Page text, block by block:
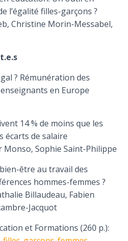
l’égalité filles-garçons ?
Christine Morin-Messabel,
? Rémunération des
en Europe
14 % de moins que les
écarts de salaire
Sophie Saint-Philippe
être au travail des
hommes-femmes ?
Billaudeau, Fabien
Jacquot
et Formations (260 p.):